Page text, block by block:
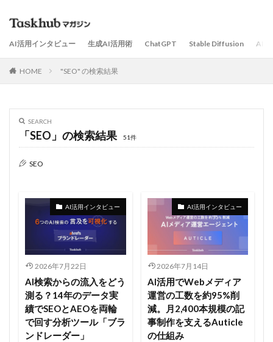
AI活用インタビュー 生成AI活用術 ChatGPT Stable Diffusion AIサ
HOME "SEO" の検索結果
SEARCH
「SEO」の検索結果 51件
SEO
AI活用インタビュー
2026年7月22日
AI検索からの流入をどう
測る？14年のデータ実
績でSEOとAEOを両輪
で回す分析ツール「ブラ
ンドレーダー」
AI活用インタビュー
2026年7月14日
AI活用でWebメディア
運営の工数を約95%削
減。月2,400本規模の記
事制作を支えるAuticle
の仕組み